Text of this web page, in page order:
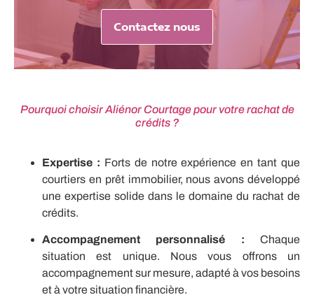
Contactez nous
Pourquoi choisir Aliénor Courtage pour votre rachat de
crédits ?
Expertise : Forts de notre expérience en tant que
courtiers en prêt immobilier, nous avons développé
une expertise solide dans le domaine du rachat de
crédits.
Accompagnement personnalisé : Chaque
situation est unique. Nous vous offrons un
accompagnement sur mesure, adapté à vos besoins
et à votre situation financière.